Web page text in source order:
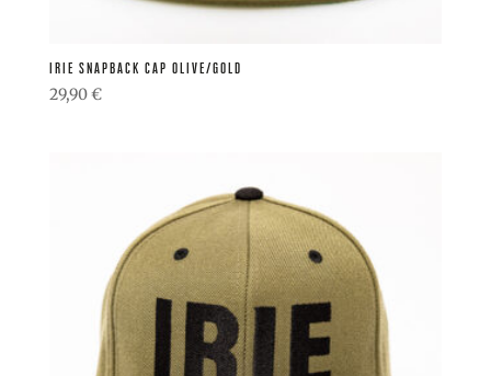
IRIE SNAPBACK CAP OLIVE/GOLD
29,90€